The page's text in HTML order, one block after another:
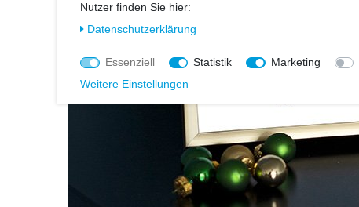
Nutzer finden Sie hier:
Daten­schutz­erklärung
Essenziell Statistik Marketing
Weitere Einstellungen